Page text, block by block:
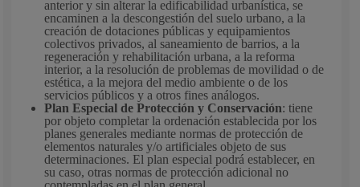
anterior y sin alterar la edificabilidad urbanística, se
encaminen a la descongestión del suelo urbano, a la
creación de dotaciones públicas y equipamientos
colectivos privados, al saneamiento de barrios, a la
regeneración y rehabilitación urbana, a la reforma
interior, a la resolución de problemas de movilidad o de
estética, a la mejora del medio ambiente o de los
servicios públicos y a otros fines análogos.
Plan Especial de Protección y Conservación: tiene
por objeto completar la ordenación establecida por los
planes generales mediante normas de protección de
elementos naturales y/o artificiales objeto de sus
determinaciones. El plan especial podrá establecer, en
su caso, otras normas de protección adicional no